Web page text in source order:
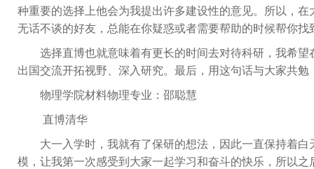
种重要的选择上他会为我提出许多建设性的意见。所以，
无话不谈的好友，总能在你疑惑或者需要帮助的时候帮你找
选择直博也就意味着有更长的时间去对待科研，我希
出国交流开拓视野、深入研究。最后，用这句话与大家共勉
物理学院材料物理专业：邵聪慧
直博清华
大一入学时，我就有了保研的想法，因此一直保持着
模，让我第一次感受到大家一起学习和奋斗的快乐，所以